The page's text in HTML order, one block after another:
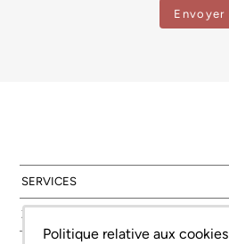
SERVICES
ZONES
Politique relative aux cookies